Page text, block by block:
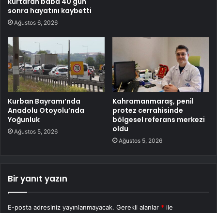
sonra hayatını kaybetti
Ağustos 6, 2026
Kurban Bayramı’nda
Anadolu Otoyolu’nda
Yoğunluk
Ağustos 5, 2026
Kahramanmaraş, penil
protez cerrahisinde
bölgesel referans merkezi
oldu
Ağustos 5, 2026
Bir yanıt yazın
E-posta adresiniz yayınlanmayacak. Gerekli alanlar * ile